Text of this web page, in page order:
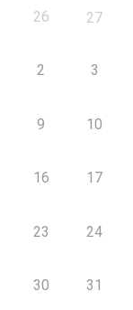
26 27
2 3
9 10
16 17
23 24
30 31